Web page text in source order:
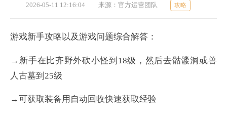
2026-05-11 12:16:04 来源：官方运营团队 攻略
游戏新手攻略以及游戏问题综合解答：
→新手在比齐野外砍小怪到18级，然后去骷髅洞或兽
人古墓到25级
→可获取装备用自动回收快速获取经验